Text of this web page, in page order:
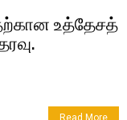
உத்தேசத்‌
Read More